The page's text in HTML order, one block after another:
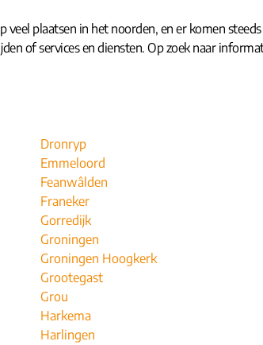
veel plaatsen in het noorden, en er komen
of services en diensten. Op zoek naar
Dronryp
Emmeloord
Feanwâlden
Franeker
Gorredijk
Groningen
Groningen Hoogkerk
Grootegast
Grou
Harkema
Harlingen